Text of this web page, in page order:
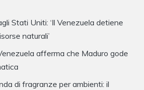
Stati Uniti: ‘Il Venezuela detiene
naturali’
afferma che Maduro gode
di fragranze per ambienti: il